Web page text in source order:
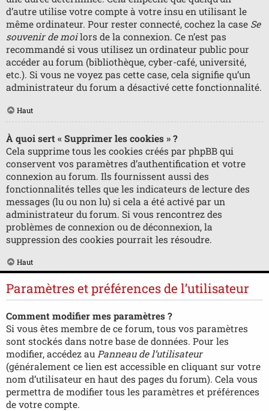
d’autre utilise votre compte à votre insu en utilisant le
même ordinateur. Pour rester connecté, cochez la case Se
souvenir de moilors de la connexion. Ce n’est pas
recommandé si vous utilisez un ordinateur public pour
accéder au forum (bibliothèque, cyber-café, université,
etc.). Si vous ne voyez pas cette case, cela signifie qu’un
administrateur du forum a désactivé cette fonctionnalité.
Haut
À quoi sert « Supprimer les cookies » ?
Cela supprime tous les cookies créés par phpBB qui
conservent vos paramètres d’authentification et votre
connexion au forum. Ils fournissent aussi des
fonctionnalités telles que les indicateurs de lecture des
messages (lu ou non lu) si cela a été activé par un
administrateur du forum. Si vous rencontrez des
problèmes de connexion ou de déconnexion, la
suppression des cookies pourrait les résoudre.
Haut
Paramètres et préférences de l’utilisateur
Comment modifier mes paramètres ?
Si vous êtes membre de ce forum, tous vos paramètres
sont stockés dans notre base de données. Pour les
modifier, accédez au Panneau de l’utilisateur
(généralement ce lien est accessible en cliquant sur votre
nom d’utilisateur en haut des pages du forum). Cela vous
permettra de modifier tous les paramètres et préférences
de votre compte.